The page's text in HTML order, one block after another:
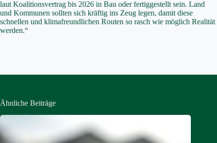
laut Koalitionsvertrag bis 2026 in Bau oder fertiggestellt sein. Land
und Kommunen sollten sich kräftig ins Zeug legen, damit diese
schnellen und klimafreundlichen Routen so rasch wie möglich Realität
werden.“
Ähnliche Beiträge